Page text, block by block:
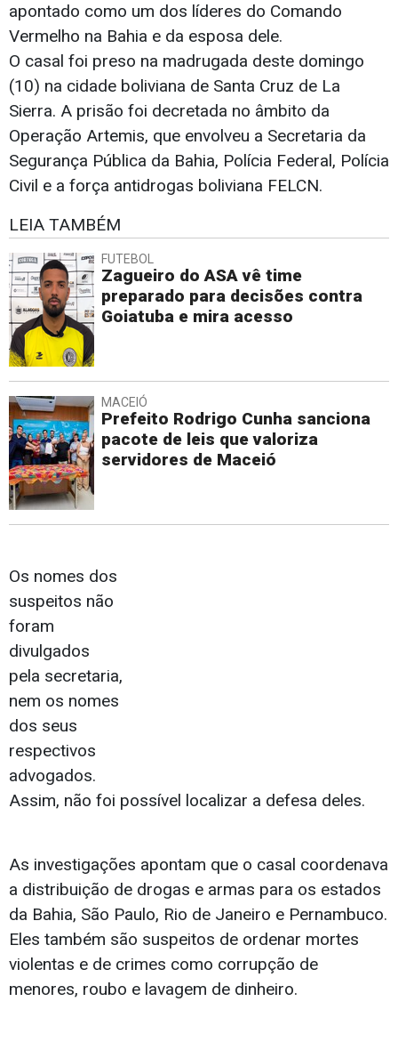
apontado como um dos líderes do Comando
Vermelho na Bahia e da esposa dele.
O casal foi preso na madrugada deste domingo
(10) na cidade boliviana de Santa Cruz de La
Sierra. A prisão foi decretada no âmbito da
Operação Artemis, que envolveu a Secretaria da
Segurança Pública da Bahia, Polícia Federal, Polícia
Civil e a força antidrogas boliviana FELCN.
LEIA TAMBÉM
FUTEBOL
Zagueiro do ASA vê time
preparado para decisões contra
Goiatuba e mira acesso
MACEIÓ
Prefeito Rodrigo Cunha sanciona
pacote de leis que valoriza
servidores de Maceió
Os nomes dos
suspeitos não
foram
divulgados
pela secretaria,
nem os nomes
dos seus
respectivos
advogados.
Assim, não foi possível localizar a defesa deles.
As investigações apontam que o casal coordenava
a distribuição de drogas e armas para os estados
da Bahia, São Paulo, Rio de Janeiro e Pernambuco.
Eles também são suspeitos de ordenar mortes
violentas e de crimes como corrupção de
menores, roubo e lavagem de dinheiro.